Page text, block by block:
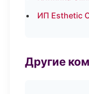
ИП Esthetic
Другие